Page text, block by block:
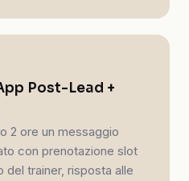
Post-Lead +
2 ore un messaggio
con prenotazione slot
del trainer, risposta alle